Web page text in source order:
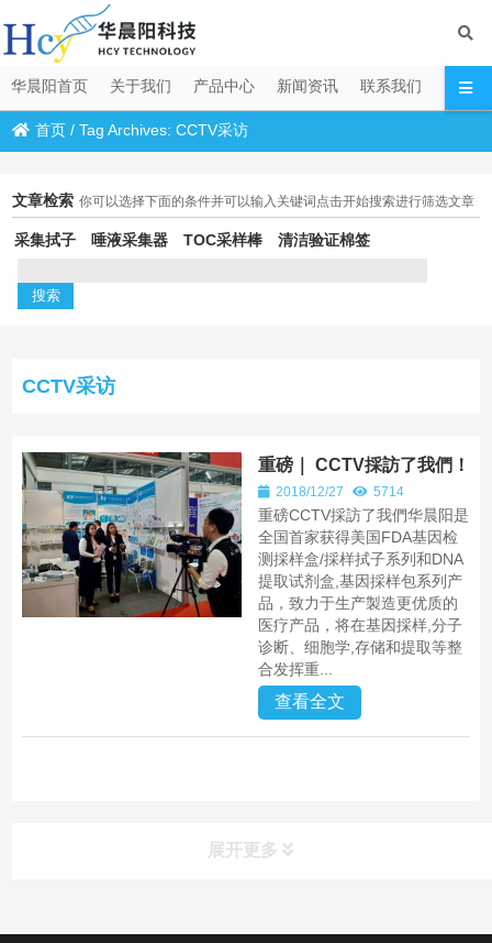
华晨阳首页 关于我们 产品中心 新闻资讯 联系我们
首页 /Tag Archives: CCTV采访
文章检索 你可以选择下面的条件并可以输入关键词点击开始搜索进行筛选文章
采集拭子 唾液采集器 TOC采样棒 清洁验证棉签
CCTV采访
重磅｜ CCTV採訪了我們！
2018/12/27 5714
重磅CCTV採訪了我們华晨阳是
全国首家获得美国FDA基因检
测採样盒/採样拭子系列和DNA
提取试剂盒,基因採样包系列产
品，致力于生产製造更优质的
医疗产品，将在基因採样,分子
诊断、细胞学,存储和提取等整
合发挥重...
查看全文
展开更多
产品中心